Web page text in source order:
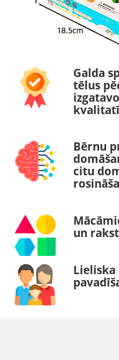
Galda
tēlus
Bērnu
citu
un
Lieliska